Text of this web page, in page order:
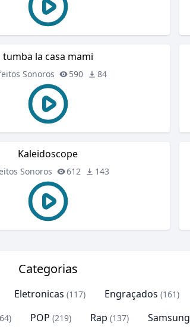
tumba la casa mami
Sonoros 590 84
Kaleidoscope
Sonoros 612 143
Categorias
Eletronicas (117) Engraçados (161)
POP (219) Rap (137) Samsung